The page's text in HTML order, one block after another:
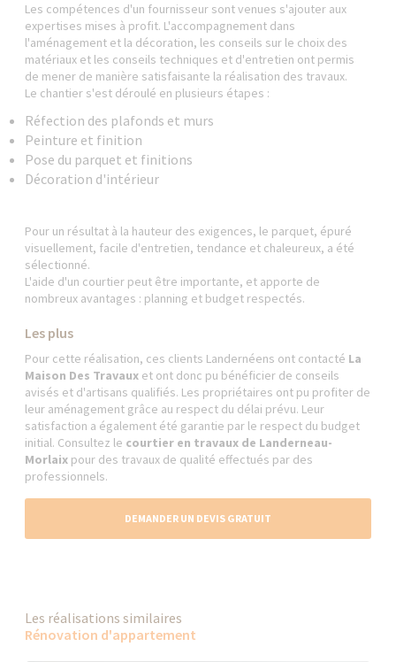
Les compétences d'un fournisseur sont venues s'ajouter aux
expertises mises à profit. L'accompagnement dans
l'aménagement et la décoration, les conseils sur le choix des
matériaux et les conseils techniques et d'entretien ont permis
de mener de manière satisfaisante la réalisation des travaux.
Le chantier s'est déroulé en plusieurs étapes :
Réfection des plafonds et murs
Peinture et finition
Pose du parquet et finitions
Décoration d'intérieur
Pour un résultat à la hauteur des exigences, le parquet, épuré
visuellement, facile d'entretien, tendance et chaleureux, a été
sélectionné.
L'aide d'un courtier peut être importante, et apporte de
nombreux avantages : planning et budget respectés.
Les plus
Pour cette réalisation, ces clients Landernéens ont contacté La
Maison Des Travaux et ont donc pu bénéficier de conseils
avisés et d'artisans qualifiés. Les propriétaires ont pu profiter de
leur aménagement grâce au respect du délai prévu. Leur
satisfaction a également été garantie par le respect du budget
initial. Consultez le courtier en travaux de Landerneau-
Morlaix pour des travaux de qualité effectués par des
professionnels.
DEMANDER UN DEVIS GRATUIT
Les réalisations similaires
Rénovation d'appartement